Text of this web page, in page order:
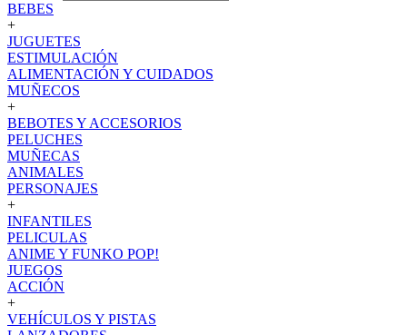
BEBES
+
JUGUETES
ESTIMULACIÓN
ALIMENTACIÓN Y CUIDADOS
MUÑECOS
+
BEBOTES Y ACCESORIOS
PELUCHES
MUÑECAS
ANIMALES
PERSONAJES
+
INFANTILES
PELICULAS
ANIME Y FUNKO POP!
JUEGOS
ACCIÓN
+
VEHÍCULOS Y PISTAS